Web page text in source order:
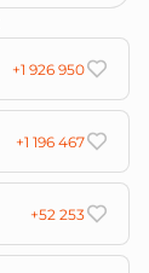
+1 926 950
+1 196 467
+52 253